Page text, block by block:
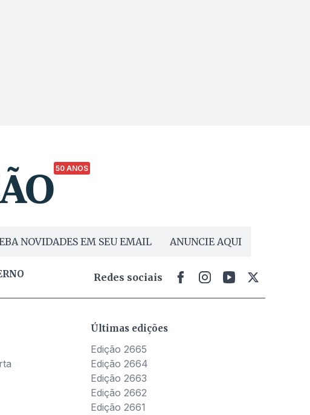
50 ANOS
NOVIDADES EM SEU EMAIL ANUNCIE AQUI
Redes sociais
Últimas edições
Edição 2665
Edição 2664
Edição 2663
Edição 2662
Edição 2661